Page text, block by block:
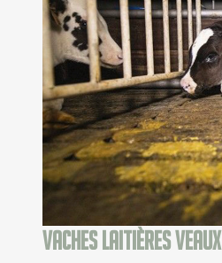
Vaches laitières veaux